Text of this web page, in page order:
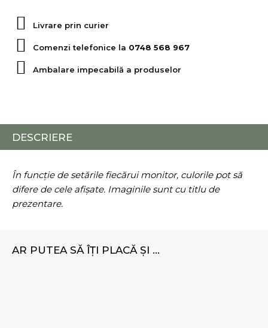
Livrare prin curier
Comenzi telefonice la 0748 568 967
Ambalare impecabilă a produselor
DESCRIERE
În funcție de setările fiecărui monitor, culorile pot să
difere de cele afișate. Imaginile sunt cu titlu de
prezentare.
AR PUTEA SĂ ÎȚI PLACĂ ȘI ...